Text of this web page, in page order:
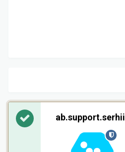
ab.support.serhii